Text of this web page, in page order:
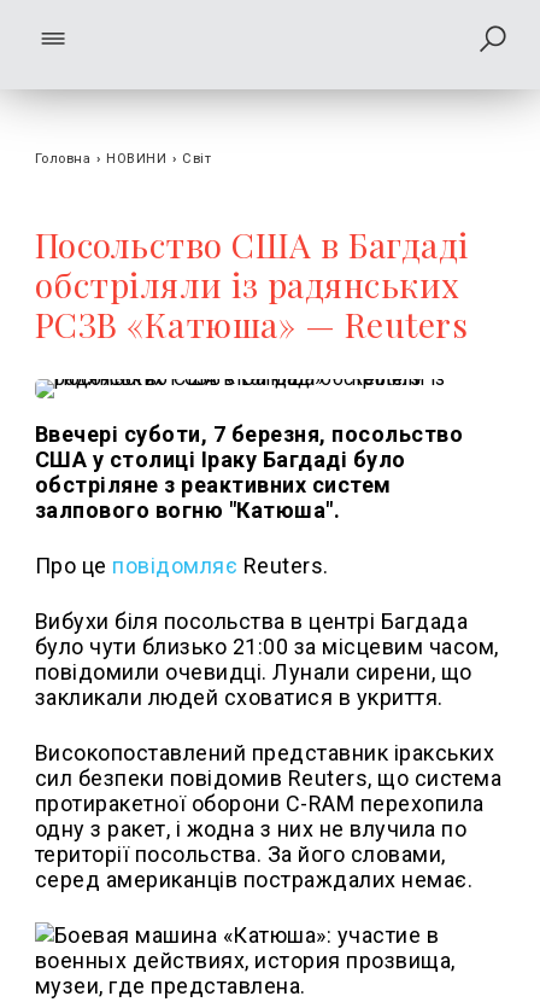
Головна › НОВИНИ › Світ
Посольство США в Багдаді
обстріляли із радянських
РСЗВ «Катюша» — Reuters
Ввечері суботи, 7 березня, посольство
США у столиці Іраку Багдаді було
обстріляне з реактивних систем
залпового вогню "Катюша".
Про це повідомляє Reuters.
Вибухи біля посольства в центрі Багдада
було чути близько 21:00 за місцевим часом,
повідомили очевидці. Лунали сирени, що
закликали людей сховатися в укриття.
Високопоставлений представник іракських
сил безпеки повідомив Reuters, що система
протиракетної оборони C-RAM перехопила
одну з ракет, і жодна з них не влучила по
території посольства. За його словами,
серед американців постраждалих немає.